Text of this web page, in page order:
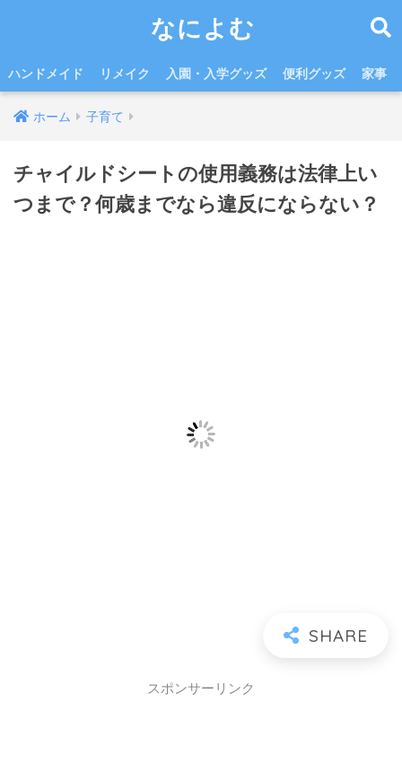
なによむ
ハンドメイド リメイク 入園・入学グッズ 便利グッズ 家事
ホーム 子育て
チャイルドシートの使用義務は法律上い
つまで？何歳までなら違反にならない？
スポンサーリンク